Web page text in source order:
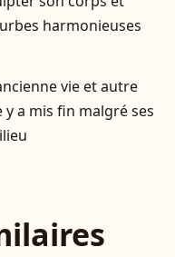
harmonieuses
vie et autre
a mis fin malgré ses